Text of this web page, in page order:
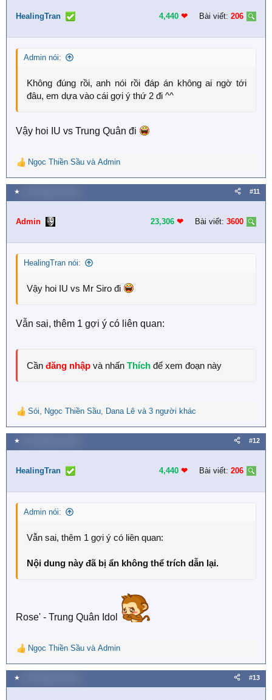
i
n
s
HealingTran 4,440 ❤︎ Bài viết: 206
Admin nói:
Không đúng rồi, anh nói rồi đáp án không ai ngờ tới
đâu, em dựa vào cái gợi ý thứ 2 đi ^^
Vậy hoi IU vs Trung Quân đi
R
e
a
c
i
n
s
Ngọc Thiền Sầu và Admin
★ #11
Admin 23,306 ❤︎ Bài viết: 3600
HealingTran nói:
Vậy hoi IU vs Mr Siro đi
Vẫn sai, thêm 1 gợi ý có liên quan:
Cần đăng nhập và nhấn Thích để xem đoạn này
R
e
a
c
i
n
s
Sói, Ngọc Thiền Sầu, Dana Lê và 3 người khác
★ #12
HealingTran 4,440 ❤︎ Bài viết: 206
Admin nói:
Vẫn sai, thêm 1 gợi ý có liên quan:
Nội dung này đã bị ẩn không thể trích dẫn lại.
Rose' - Trung Quân Idol
R
e
a
c
Ngọc Thiền Sầu và Admin
★ #13